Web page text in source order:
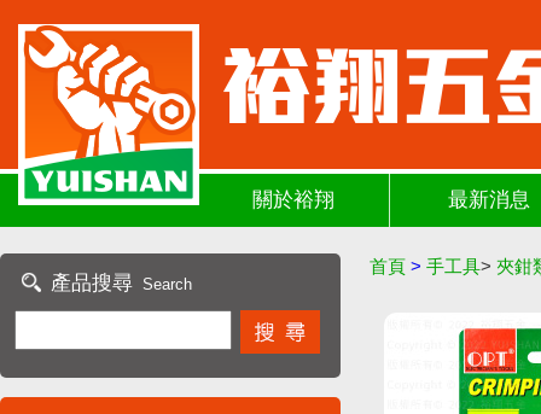
關於裕翔 最新消息
產品搜尋 Search
首頁 > 手工具> 夾鉗